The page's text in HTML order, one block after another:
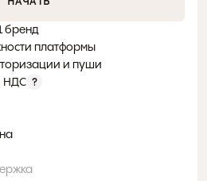
бренд
платформы
и пуши
НДС